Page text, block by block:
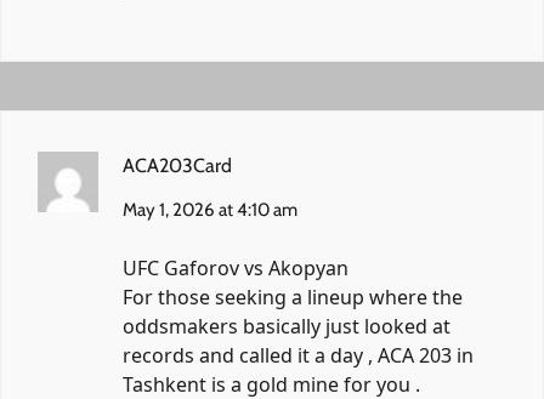
ACA203Card
May 1, 2026 at 4:10 am
UFC Gaforov vs Akopyan
For those seeking a lineup where the
oddsmakers basically just looked at
records and called it a day , ACA 203 in
Tashkent is a gold mine for you .